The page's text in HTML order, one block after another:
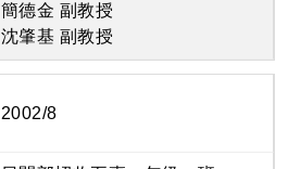
簡德金 副教授
沈肇基 副教授
2002/8